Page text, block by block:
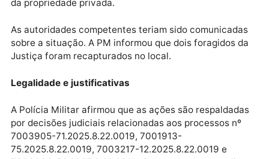
A nota afirma ainda que foi estabelecido um
de segurança ao redor do galpão para evitar fuga de
possíveis foragidos, com base na possibilidade de
houve restrição de acesso a água e alimentos e que
da propriedade privada.
As autoridades competentes teriam sido
sobre a situação. A PM informou que dois foragidos